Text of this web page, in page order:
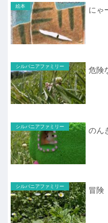
絵本 にゃ
シルバニアファミリー 危険
シルバニアファミリー のん
シルバニアファミリー 冒険